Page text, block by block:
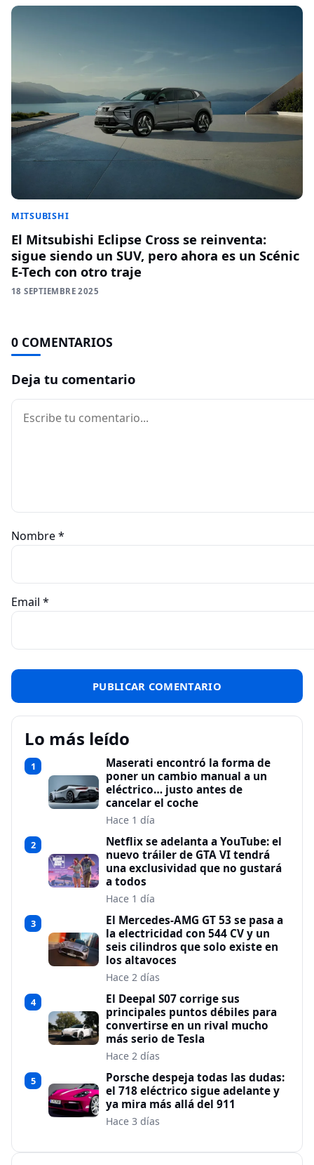
MITSUBISHI
El Mitsubishi Eclipse Cross se reinventa:
sigue siendo un SUV, pero ahora es un Scénic
E-Tech con otro traje
18 SEPTIEMBRE 2025
0 COMENTARIOS
Deja tu comentario
Comentario
Nombre*
Email *
Lo más leído
1
Maserati encontró la forma de
poner un cambio manual a un
eléctrico… justo antes de
cancelar el coche
Hace 1 día
2
Netflix se adelanta a YouTube: el
nuevo tráiler de GTA VI tendrá
una exclusividad que no gustará
a todos
Hace 1 día
3
El Mercedes-AMG GT 53 se pasa a
la electricidad con 544 CV y un
seis cilindros que solo existe en
los altavoces
Hace 2 días
4
El Deepal S07 corrige sus
principales puntos débiles para
convertirse en un rival mucho
más serio de Tesla
Hace 2 días
5
Porsche despeja todas las dudas:
el 718 eléctrico sigue adelante y
ya mira más allá del 911
Hace 3 días